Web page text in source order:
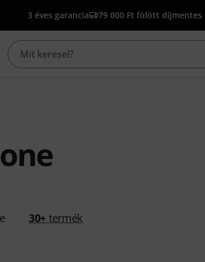
3 éves garancia 79 000 Ft fölött díjmentes
30+ termék